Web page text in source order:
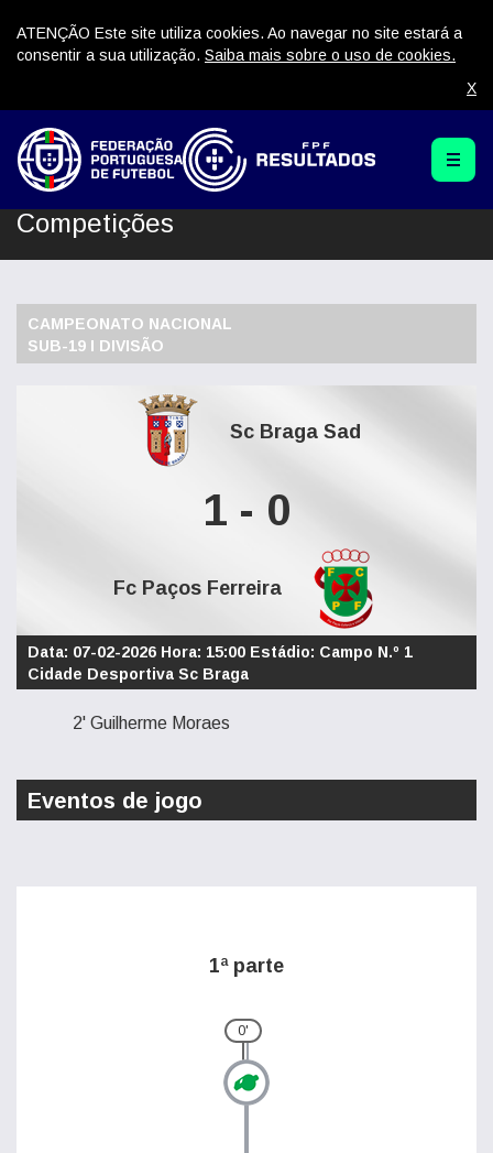
ATENÇÃO Este site utiliza cookies. Ao navegar no site estará a
consentir a sua utilização. Saiba mais sobre o uso de cookies.
X
Competições
CAMPEONATO NACIONAL
SUB-19 I DIVISÃO
Sc Braga Sad
1 - 0
Fc Paços Ferreira
Data: 07-02-2026 Hora: 15:00 Estádio: Campo N.º 1
Cidade Desportiva Sc Braga
2' Guilherme Moraes
Eventos de jogo
1ª parte
0'